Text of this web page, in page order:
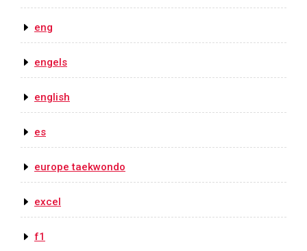
eng
engels
english
es
europe taekwondo
excel
f1